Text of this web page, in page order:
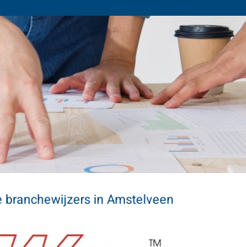
branchewijzers in Amstelveen